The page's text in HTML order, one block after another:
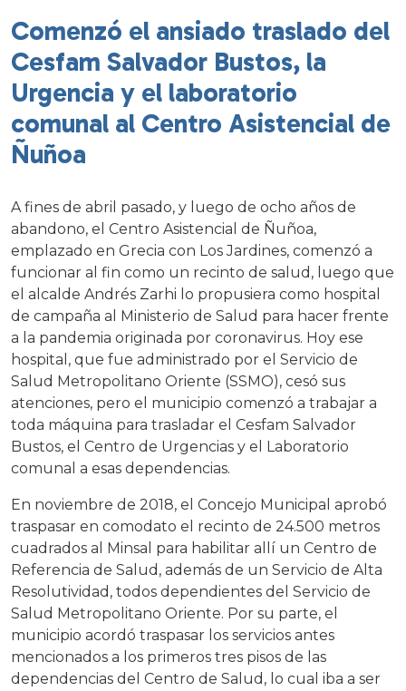
Comenzó el ansiado traslado del
Cesfam Salvador Bustos, la
Urgencia y el laboratorio
comunal al Centro Asistencial de
Ñuñoa
A fines de abril pasado, y luego de ocho años de
abandono, el Centro Asistencial de Ñuñoa,
emplazado en Grecia con Los Jardines, comenzó a
funcionar al fin como un recinto de salud, luego que
el alcalde Andrés Zarhi lo propusiera como hospital
de campaña al Ministerio de Salud para hacer frente
a la pandemia originada por coronavirus. Hoy ese
hospital, que fue administrado por el Servicio de
Salud Metropolitano Oriente (SSMO), cesó sus
atenciones, pero el municipio comenzó a trabajar a
toda máquina para trasladar el Cesfam Salvador
Bustos, el Centro de Urgencias y el Laboratorio
comunal a esas dependencias.
En noviembre de 2018, el Concejo Municipal aprobó
traspasar en comodato el recinto de 24.500 metros
cuadrados al Minsal para habilitar allí un Centro de
Referencia de Salud, además de un Servicio de Alta
Resolutividad, todos dependientes del Servicio de
Salud Metropolitano Oriente. Por su parte, el
municipio acordó traspasar los servicios antes
mencionados a los primeros tres pisos de las
dependencias del Centro de Salud, lo cual iba a ser